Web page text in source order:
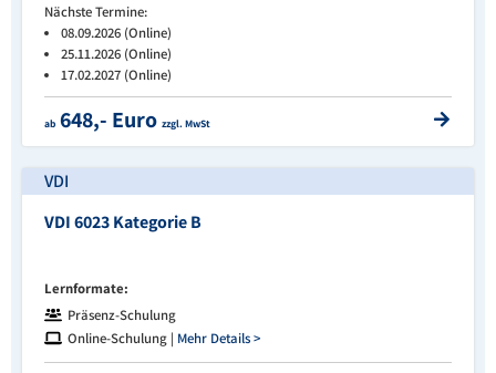
Nächste Termine:
08.09.2026 (Online)
25.11.2026 (Online)
17.02.2027 (Online)
ab 648,- Euro zzgl. MwSt
VDI
VDI 6023 Kategorie B
Lernformate:
Präsenz-Schulung
Online-Schulung | Mehr Details >